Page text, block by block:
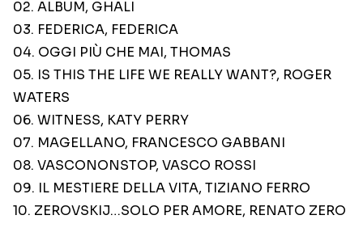
02. ALBUM, GHALI
03. FEDERICA, FEDERICA
04. OGGI PIÙ CHE MAI, THOMAS
05. IS THIS THE LIFE WE REALLY WANT?, ROGER
WATERS
06. WITNESS, KATY PERRY
07. MAGELLANO, FRANCESCO GABBANI
08. VASCONONSTOP, VASCO ROSSI
09. IL MESTIERE DELLA VITA, TIZIANO FERRO
10. ZEROVSKIJ…SOLO PER AMORE, RENATO ZERO